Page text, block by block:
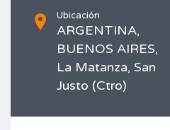
Ubicación
ARGENTINA,
BUENOS AIRES,
La Matanza, San
Justo (Ctro)